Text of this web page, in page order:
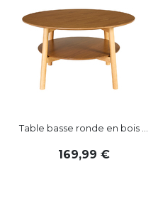
Table basse ronde en bois ...
169,99